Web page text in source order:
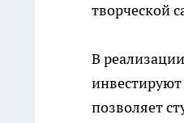
творческой
В
инвестируют
позволяет